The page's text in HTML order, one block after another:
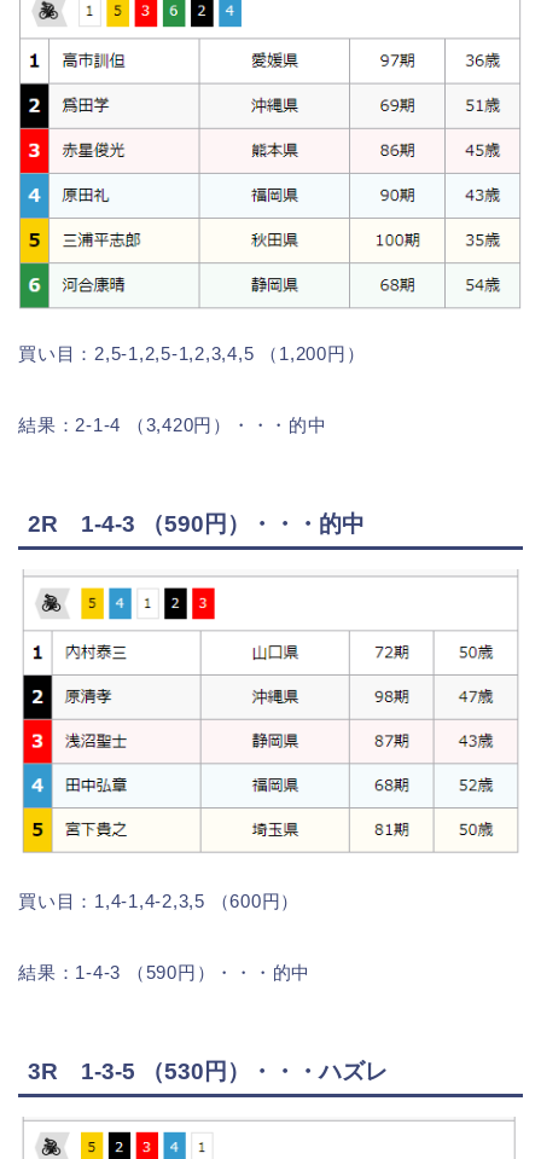
買い目：2,5-1,2,5-1,2,3,4,5 （1,200円）
結果：2-1-4 （3,420円）・・・的中
2R 1-4-3 （590円）・・・的中
買い目：1,4-1,4-2,3,5 （600円）
結果：1-4-3 （590円）・・・的中
3R 1-3-5 （530円）・・・ハズレ